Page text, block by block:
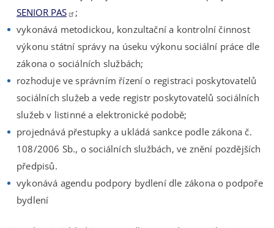
SENIOR PAS
;
vykonává metodickou, konzultační a kontrolní činnost
výkonu státní správy na úseku výkonu sociální práce dle
zákona o sociálních službách;
rozhoduje ve správním řízení o registraci poskytovatelů
sociálních služeb a vede registr poskytovatelů sociálních
služeb v listinné a elektronické podobě;
projednává přestupky a ukládá sankce podle zákona č.
108/2006 Sb., o sociálních službách, ve znění pozdějších
předpisů.
vykonává agendu podpory bydlení dle zákona o podpoře
bydlení